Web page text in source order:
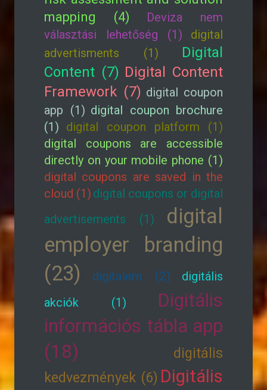
mapping (4)
Deviza nem
választási lehetőség (1)
digital
advertisments (1)
Digital
Content (7) Digital Content
Framework (7) digital coupon
app (1) digital coupon brochure
(1) digital coupon platform (1)
digital coupons are accessible
directly on your mobile phone (1)
digital coupons are saved in the
cloud (1) digital coupons or digital
advertisements (1)
digital
employer branding
(23)
digitalem (2)
digitális
akciók (1)
Digitális
információs tábla app
(18)
digitális
kedvezmények (6) Digitális